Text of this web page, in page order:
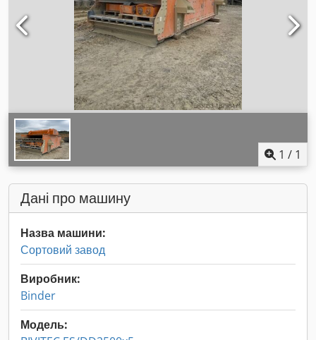
1 / 1
Дані про машину
Назва машини:
Сортовий завод
Виробник:
Binder
Модель: